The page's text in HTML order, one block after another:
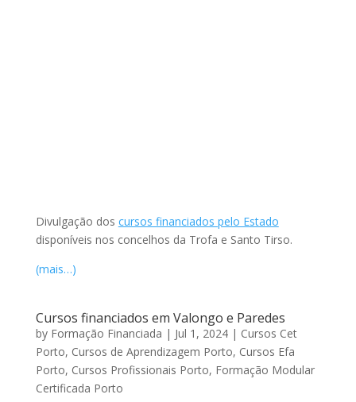
Divulgação dos cursos financiados pelo Estado
disponíveis nos concelhos da Trofa e Santo Tirso.
(mais…)
Cursos financiados em Valongo e Paredes
by Formação Financiada | Jul 1, 2024| Cursos Cet
Porto, Cursos de Aprendizagem Porto, Cursos Efa
Porto, Cursos Profissionais Porto, Formação Modular
Certificada Porto